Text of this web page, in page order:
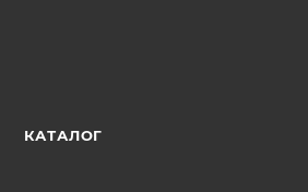
КАТАЛОГ